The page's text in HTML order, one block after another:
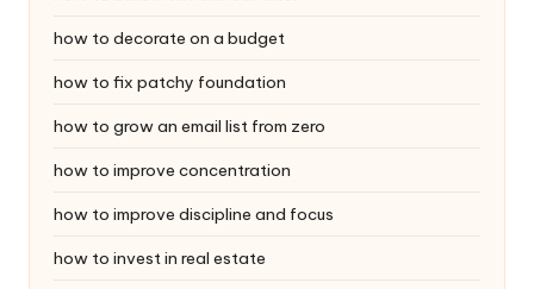
how to decorate on a budget
how to fix patchy foundation
how to grow an email list from zero
how to improve concentration
how to improve discipline and focus
how to invest in real estate